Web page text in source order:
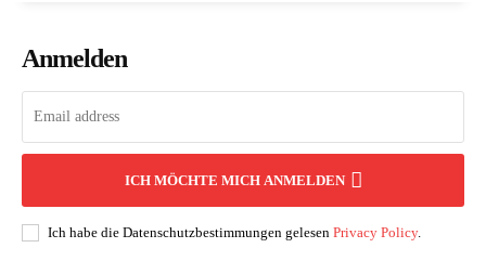
Anmelden
ICH MÖCHTE MICH ANMELDEN
Ich habe die Datenschutzbestimmungen gelesen Privacy Policy.